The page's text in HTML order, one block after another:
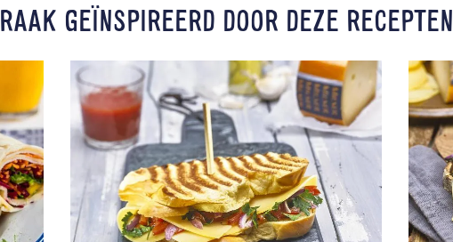
Pinterest
Kopieer URL
RAAK GEÏNSPIREERD DOOR DEZE RECEPTEN